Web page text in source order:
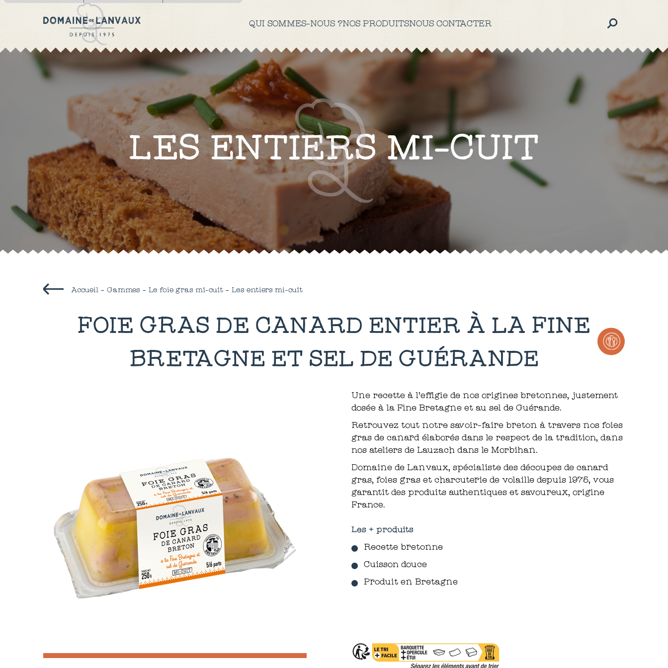
QUI SOMMES-NOUS ?NOS PRODUITSNOUS CONTACTER
LES ENTIERS MI-CUIT
Accueil - Gammes - Le foie gras mi-cuit - Les entiers mi-cuit
FOIE GRAS DE CANARD ENTIER À LA FINE
BRETAGNE ET SEL DE GUÉRANDE
Une recette à l'effigie de nos origines bretonnes, justement
dosée à la Fine Bretagne et au sel de Guérande.
Retrouvez tout notre savoir-faire breton à travers nos foies
gras de canard élaborés dans le respect de la tradition, dans
nos ateliers de Lauzach dans le Morbihan.
Domaine de Lanvaux, spécialiste des découpes de canard
gras, foies gras et charcuterie de volaille depuis 1975, vous
garantit des produits authentiques et savoureux, origine
France.
Les + produits
Recette bretonne
Cuisson douce
Produit en Bretagne
utilise des cookies !
Nous utilisons des cookies pour nous
assurer du bon fonctionnement de notre
site et à des fins analytiques.
Vous pouvez changer d’avis à tout
moment en cliquant sur l’icône présente
sur chaque page de notre site.
En autorisant ces services tiers, vous
acceptez le dépôt et la lecture de cookies
et l’utilisation de technologies de suivi
nécessaires à leur bon fonctionnement.
Politique de confidentialité